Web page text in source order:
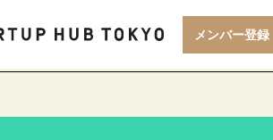
メンバー登録
起業するまで